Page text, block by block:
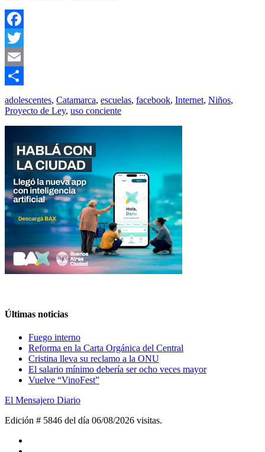
Facebook
Twitter
Email
Compartir
adolescentes, Catamarca, escuelas, facebook, Internet, Niños,
Proyecto de Ley, uso conciente
Últimas noticias
Fuego interno
Reforma en la Carta Orgánica del Central
Cristina lleva su reclamo a la ONU
El salario mínimo debería ser ocho veces mayor
Vuelve “VinoFest”
El Mensajero Diario
Edición # 5846 del día 06/08/2026 visitas.